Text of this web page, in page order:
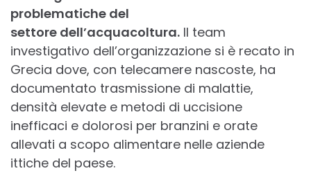
problematiche del
settore dell’acquacoltura. Il team
investigativo dell’organizzazione si è recato in
Grecia dove, con telecamere nascoste, ha
documentato trasmissione di malattie,
densità elevate e metodi di uccisione
inefficaci e dolorosi per branzini e orate
allevati a scopo alimentare nelle aziende
ittiche del paese.